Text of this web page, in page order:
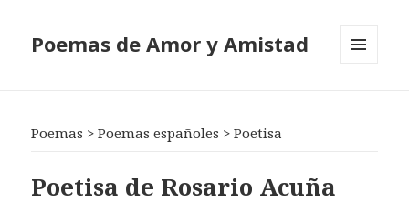
Poemas de Amor y Amistad
Poemas >Poemas españoles >Poetisa
Poetisa de Rosario Acuña